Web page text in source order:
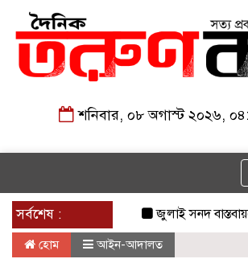
শনিবার, ০৮ অগাস্ট ২০২৬,
সর্বশেষ :
জুলাই সনদ
হোম আইন-আদালত